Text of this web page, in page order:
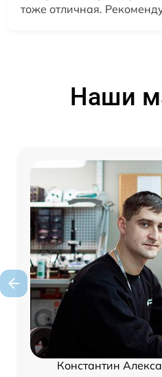
тоже отличная.
Наши
Константин